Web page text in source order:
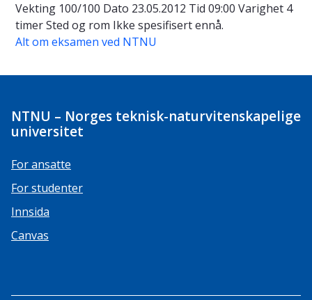
Vekting 100/100 Dato 23.05.2012 Tid 09:00 Varighet 4
timerSted og rom Ikke spesifisert ennå.
Alt om eksamen ved NTNU
NTNU – Norges teknisk-naturvitenskapelige
universitet
For ansatte
For studenter
Innsida
Canvas